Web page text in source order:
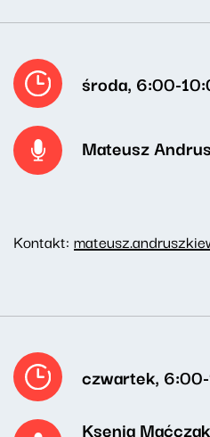
środa, 6:00-
Mateusz
Kontakt:
czwartek,
Ksenia Maćczak